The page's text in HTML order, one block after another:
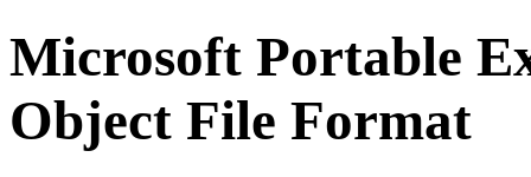
Microsoft Portable
Object File Format